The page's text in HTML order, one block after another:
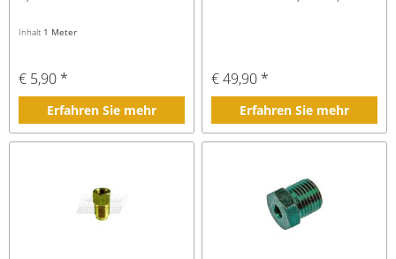
Inhalt 1 Meter
€ 5,90 *
Erfahren Sie mehr
€ 49,90 *
Erfahren Sie mehr